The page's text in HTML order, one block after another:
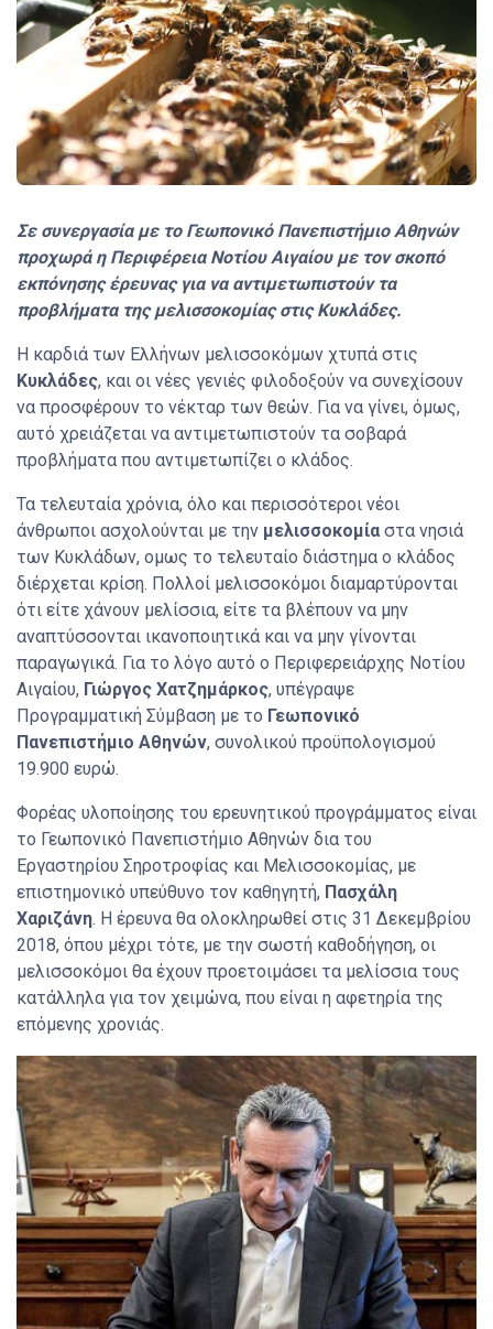
Σε συνεργασία με το Γεωπονικό Πανεπιστήμιο Αθηνών
προχωρά η Περιφέρεια Νοτίου Αιγαίου με τον σκοπό
εκπόνησης έρευνας για να αντιμετωπιστούν τα
προβλήματα της μελισσοκομίας στις Κυκλάδες.
Η καρδιά των Ελλήνων μελισσοκόμων χτυπά στις
Κυκλάδες, και οι νέες γενιές φιλοδοξούν να συνεχίσουν
να προσφέρουν το νέκταρ των θεών. Για να γίνει, όμως,
αυτό χρειάζεται να αντιμετωπιστούν τα σοβαρά
προβλήματα που αντιμετωπίζει ο κλάδος.
Τα τελευταία χρόνια, όλο και περισσότεροι νέοι
άνθρωποι ασχολούνται με την μελισσοκομία στα νησιά
των Κυκλάδων, ομως το τελευταίο διάστημα ο κλάδος
διέρχεται κρίση. Πολλοί μελισσοκόμοι διαμαρτύρονται
ότι είτε χάνουν μελίσσια, είτε τα βλέπουν να μην
αναπτύσσονται ικανοποιητικά και να μην γίνονται
παραγωγικά. Για το λόγο αυτό ο Περιφερειάρχης Νοτίου
Αιγαίου, Γιώργος Χατζημάρκος, υπέγραψε
Προγραμματική Σύμβαση με το Γεωπονικό
Πανεπιστήμιο Αθηνών, συνολικού προϋπολογισμού
19.900 ευρώ.
Φορέας υλοποίησης του ερευνητικού προγράμματος είναι
το Γεωπονικό Πανεπιστήμιο Αθηνών δια του
Εργαστηρίου Σηροτροφίας και Μελισσοκομίας, με
επιστημονικό υπεύθυνο τον καθηγητή, Πασχάλη
Χαριζάνη. Η έρευνα θα ολοκληρωθεί στις 31 Δεκεμβρίου
2018, όπου μέχρι τότε, με την σωστή καθοδήγηση, οι
μελισσοκόμοι θα έχουν προετοιμάσει τα μελίσσια τους
κατάλληλα για τον χειμώνα, που είναι η αφετηρία της
επόμενης χρονιάς.